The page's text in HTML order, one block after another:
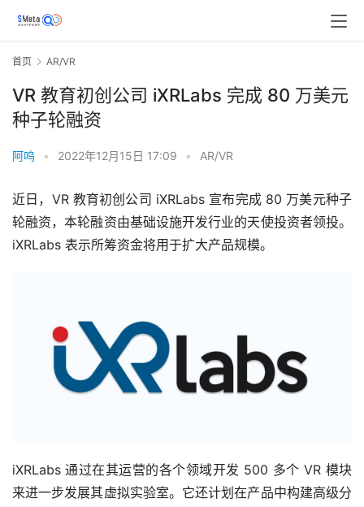
首页 AR/VR
VR 教育初创公司 iXRLabs 完成 80 万美元
种子轮融资
阿呜 • 2022年12月15日 17:09 • AR/VR
近日，VR 教育初创公司 iXRLabs 宣布完成 80 万美元种子
轮融资，本轮融资由基础设施开发行业的天使投资者领投。
iXRLabs 表示所筹资金将用于扩大产品规模。
iXRLabs 通过在其运营的各个领域开发 500 多个 VR 模块
来进一步发展其虚拟实验室。它还计划在产品中构建高级分